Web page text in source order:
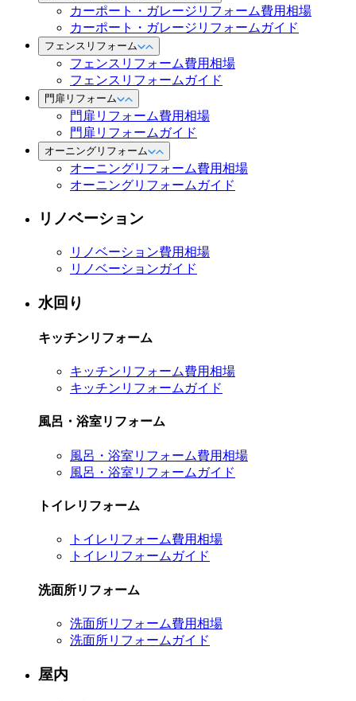
カーポート・ガレージリフォーム費用相場
カーポート・ガレージリフォームガイド
フェンスリフォーム
フェンスリフォーム費用相場
フェンスリフォームガイド
門扉リフォーム
門扉リフォーム費用相場
門扉リフォームガイド
オーニングリフォーム
オーニングリフォーム費用相場
オーニングリフォームガイド
リノベーション
リノベーション費用相場
リノベーションガイド
水回り
キッチンリフォーム
キッチンリフォーム費用相場
キッチンリフォームガイド
風呂・浴室リフォーム
風呂・浴室リフォーム費用相場
風呂・浴室リフォームガイド
トイレリフォーム
トイレリフォーム費用相場
トイレリフォームガイド
洗面所リフォーム
洗面所リフォーム費用相場
洗面所リフォームガイド
屋内